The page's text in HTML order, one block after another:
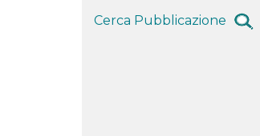
Cerca Pubblicazione